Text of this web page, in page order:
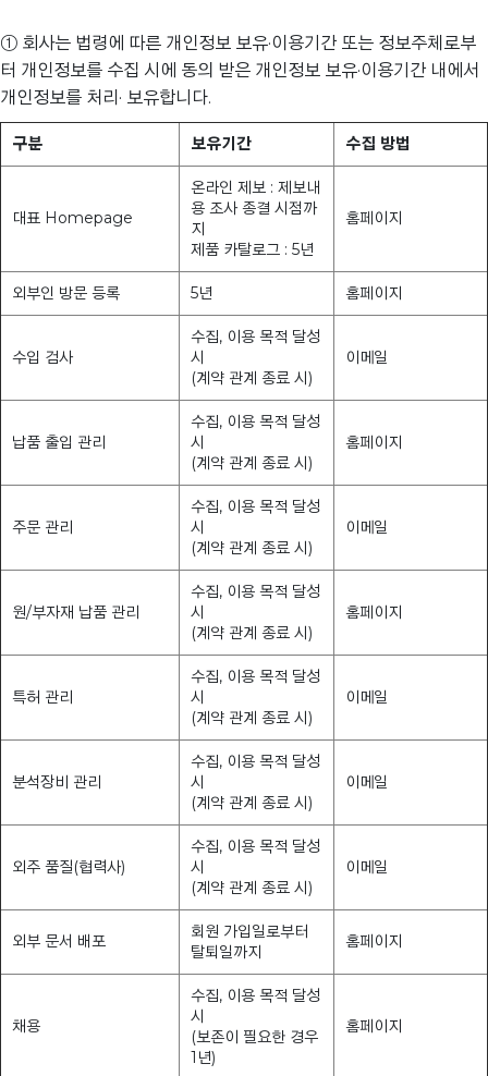
① 회사는 법령에 따른 개인정보 보유·이용기간 또는 정보주체로부
터 개인정보를 수집 시에 동의 받은 개인정보 보유·이용기간 내에서
개인정보를 처리· 보유합니다.
구분 보유기간 수집 방법
대표 Homepage
온라인 제보 : 제보내
용 조사 종결 시점까
지
제품 카탈로그 : 5년
홈페이지
외부인 방문 등록 5년 홈페이지
수입 검사
수집, 이용 목적 달성
시
(계약 관계 종료 시)
이메일
납품 출입 관리
수집, 이용 목적 달성
시
(계약 관계 종료 시)
홈페이지
주문 관리
수집, 이용 목적 달성
시
(계약 관계 종료 시)
이메일
원/부자재 납품 관리
수집, 이용 목적 달성
시
(계약 관계 종료 시)
홈페이지
특허 관리
수집, 이용 목적 달성
시
(계약 관계 종료 시)
이메일
분석장비 관리
수집, 이용 목적 달성
시
(계약 관계 종료 시)
이메일
외주 품질(협력사)
수집, 이용 목적 달성
시
(계약 관계 종료 시)
이메일
외부 문서 배포
회원 가입일로부터
탈퇴일까지
홈페이지
채용
수집, 이용 목적 달성
시
(보존이 필요한 경우
1년)
홈페이지